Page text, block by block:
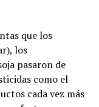
que los
los
pasaron de
como el
cada vez más